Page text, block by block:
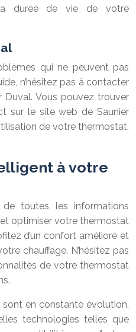
durée de vie de votre
qui ne peuvent pas
n’hésitez pas à contacter
Vous pouvez trouver
sur le site web de Saunier
de votre thermostat.
à votre
de toutes les informations
optimiser votre thermostat
d’un confort amélioré et
chauffage. N’hésitez pas
de votre thermostat
en constante évolution,
technologies telles que